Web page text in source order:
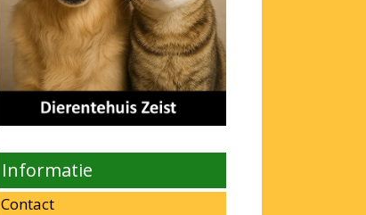
Informatie
Contact